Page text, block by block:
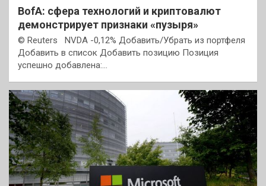
BofA: сфера технологий и криптовалют
демонстрирует признаки «пузыря»
© Reuters NVDA -0,12% Добавить/Убрать из портфеля
Добавить в список Добавить позицию Позиция
успешно добавлена:…